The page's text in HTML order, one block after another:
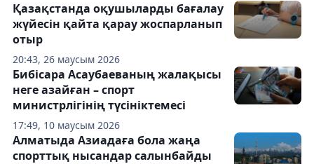
20:43, 26 маусым 2026
Қазақстанда оқушыларды бағалау
жүйесін қайта қарау жоспарланып
отыр
17:49, 10 маусым 2026
Бибісара Асаубаеваның жалақысы
неге азайған – спорт
министрлігінің түсініктемесі
Алматыда Азиадаға бола жаңа
спорттық нысандар салынбайды